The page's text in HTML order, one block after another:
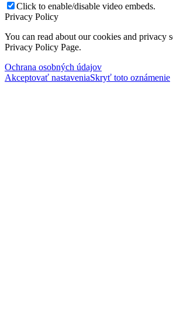
Click to enable/disable video embeds.
Privacy Policy
You can read about our cookies and privacy
Privacy Policy Page.
Ochrana osobných údajov
Akceptovať nastaveniaSkryť toto oznámenie